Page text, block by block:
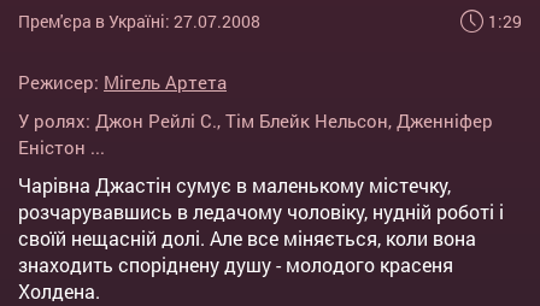
Прем'єра в Україні: 27.07.2008
1:29
Режисер: Мігель Артета
У ролях: Джон Рейлі С., Тім Блейк Нельсон, Дженніфер
Еністон ...
Чарівна Джастін сумує в маленькому містечку,
розчарувавшись в ледачому чоловіку, нудній роботі і
своїй нещасній долі. Але все міняється, коли вона
знаходить споріднену душу - молодого красеня
Холдена.